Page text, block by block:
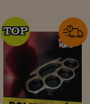
TOP
TOP